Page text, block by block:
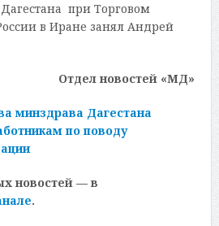
при Торговом
в Иране занял Андрей
Отдел новостей «МД»
минздрава Дагестана
по поводу
новостей — в
.